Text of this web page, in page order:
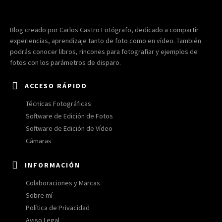
Blog creado por Carlos Castro Fotógrafo, dedicado a compartir
experiencias, aprendizaje tanto de foto como en vídeo. También
podrás conocer libros, rincones para fotografiar y ejemplos de
fotos con los parámetros de disparo.
ACCESO RÁPIDO
Técnicas Fotográficas
Software de Edición de Fotos
Software de Edición de Vídeo
Cámaras
INFORMACIÓN
Colaboraciones y Marcas
Sobre mí
Política de Privacidad
Aviso Legal